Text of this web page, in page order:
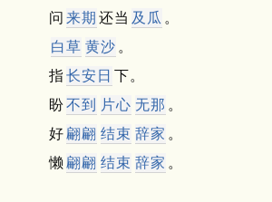
问 来期 还当 及瓜 。
白草 黄沙 。
指长安 日 下。
盼不到 片心 无那 。
好翩翩 结束 辞家 。
懒 翩翩 结束 辞家 。